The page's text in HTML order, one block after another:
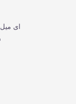
ای